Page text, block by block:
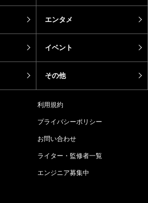
エンタメ
イベント
その他
利用規約
プライバシーポリシー
お問い合わせ
ライター・監修者一覧
エンジニア募集中